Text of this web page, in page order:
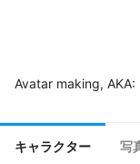
Avatar making,
キャラクター 写